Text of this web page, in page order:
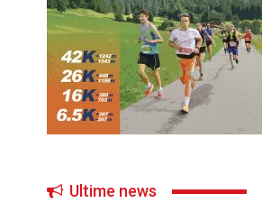
Ultime news